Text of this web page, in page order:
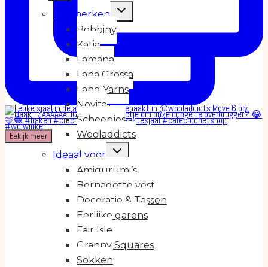
Bekijk meer
Wolmerken
Toggle
Bobbiny
Katia
Lamana
Lana Grossa
Lang Yarns
Novita
Scheepjes
Wooladdicts
Ideaal voor
Toggle
submenu
Amigurumi’s
Bernadette vest
Decoratie & Tassen
Eerlijke garens
Fair Isle
Granny Squares
Sokken